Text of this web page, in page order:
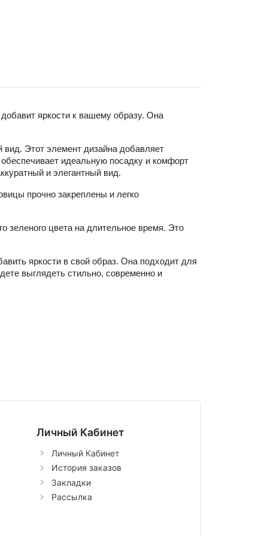
яркости к вашему образу. Она
Этот элемент дизайна добавляет
идеальную посадку и комфорт
и элегантный вид.
прочно закреплены и легко
зеленого цвета на длительное время. Это
яркости в свой образ. Она подходит для
выглядеть стильно, современно и
Личный Кабинет
Личный Кабинет
История заказов
Закладки
Рассылка